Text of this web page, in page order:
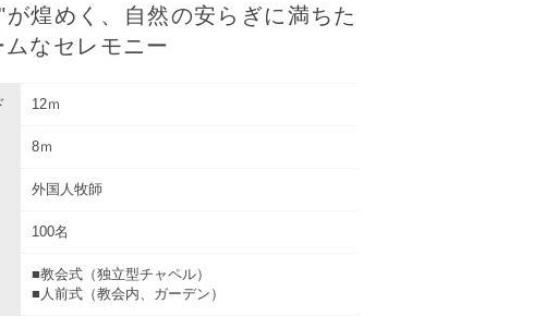
煌めく、自然の安らぎに満ちた
なセレモニー
12ｍ
8ｍ
外国人牧師
100名
■教会式（独立型チャペル）
■人前式（教会内、ガーデン）